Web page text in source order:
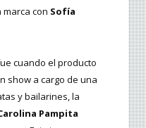
con Sofía
cuando el producto
show a cargo de una
y bailarines, la
Pampita